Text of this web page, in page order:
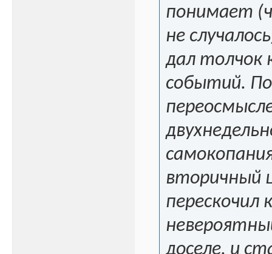
понимает
не
дал толчок
событий.
вторичный
перескочил
доселе, и